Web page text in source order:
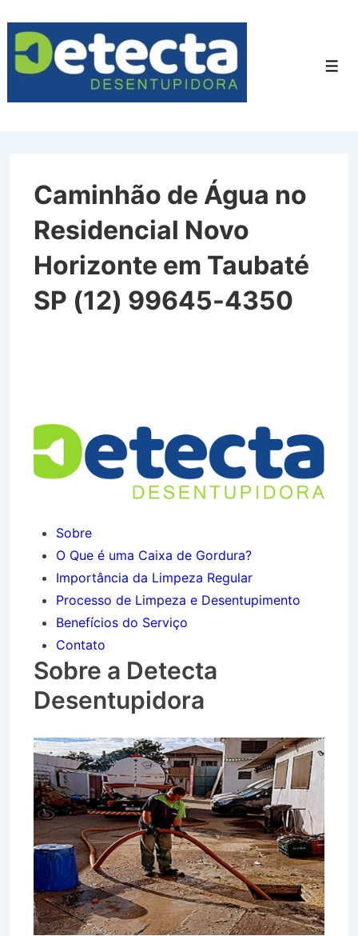
para
Conteúdo
Caminhão de Água no
Residencial Novo
Horizonte em Taubaté
SP (12) 99645-4350
Sobre
O Que é uma Caixa de Gordura?
Importância da Limpeza Regular
Processo de Limpeza e Desentupimento
Benefícios do Serviço
Contato
Sobre a Detecta
Desentupidora